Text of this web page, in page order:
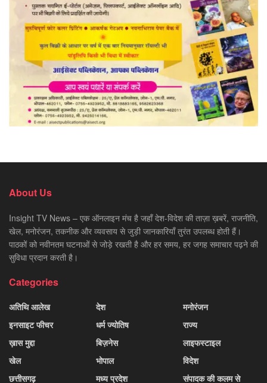
About Us
Insight TV News – एक ऑनलाइन मंच है जहाँ देश-विदेश की ताज़ा ख़बरें, राजनीति,
खेल, मनोरंजन, तकनीक और व्यवसाय से जुड़ी जानकारियाँ तुरंत उपलब्ध होती हैं।
पाठकों को नवीनतम घटनाओं से जोड़े रखती है और हर समय, हर जगह समाचार पढ़ने की
सुविधा प्रदान करती है।
Categories
अतिथि आलेख
इनसाइट फीचर
ख़ास मुद्दा
खेल
छत्तीसगढ़
देश
धर्म ज्योतिष
बिज़नेस
भोपाल
मध्य प्रदेश
मनोरंजन
राज्य
लाइफस्टाइल
विदेश
संपादक की कलम से